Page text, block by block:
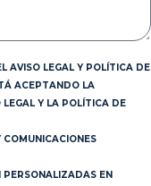
AVISO LEGAL Y POLÍTICA DE
ACEPTANDO LA
Y LA POLÍTICA DE
PERSONALIZADAS EN